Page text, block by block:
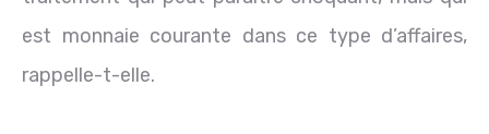
est monnaie courante dans ce type d’affaires,
rappelle-t-elle.